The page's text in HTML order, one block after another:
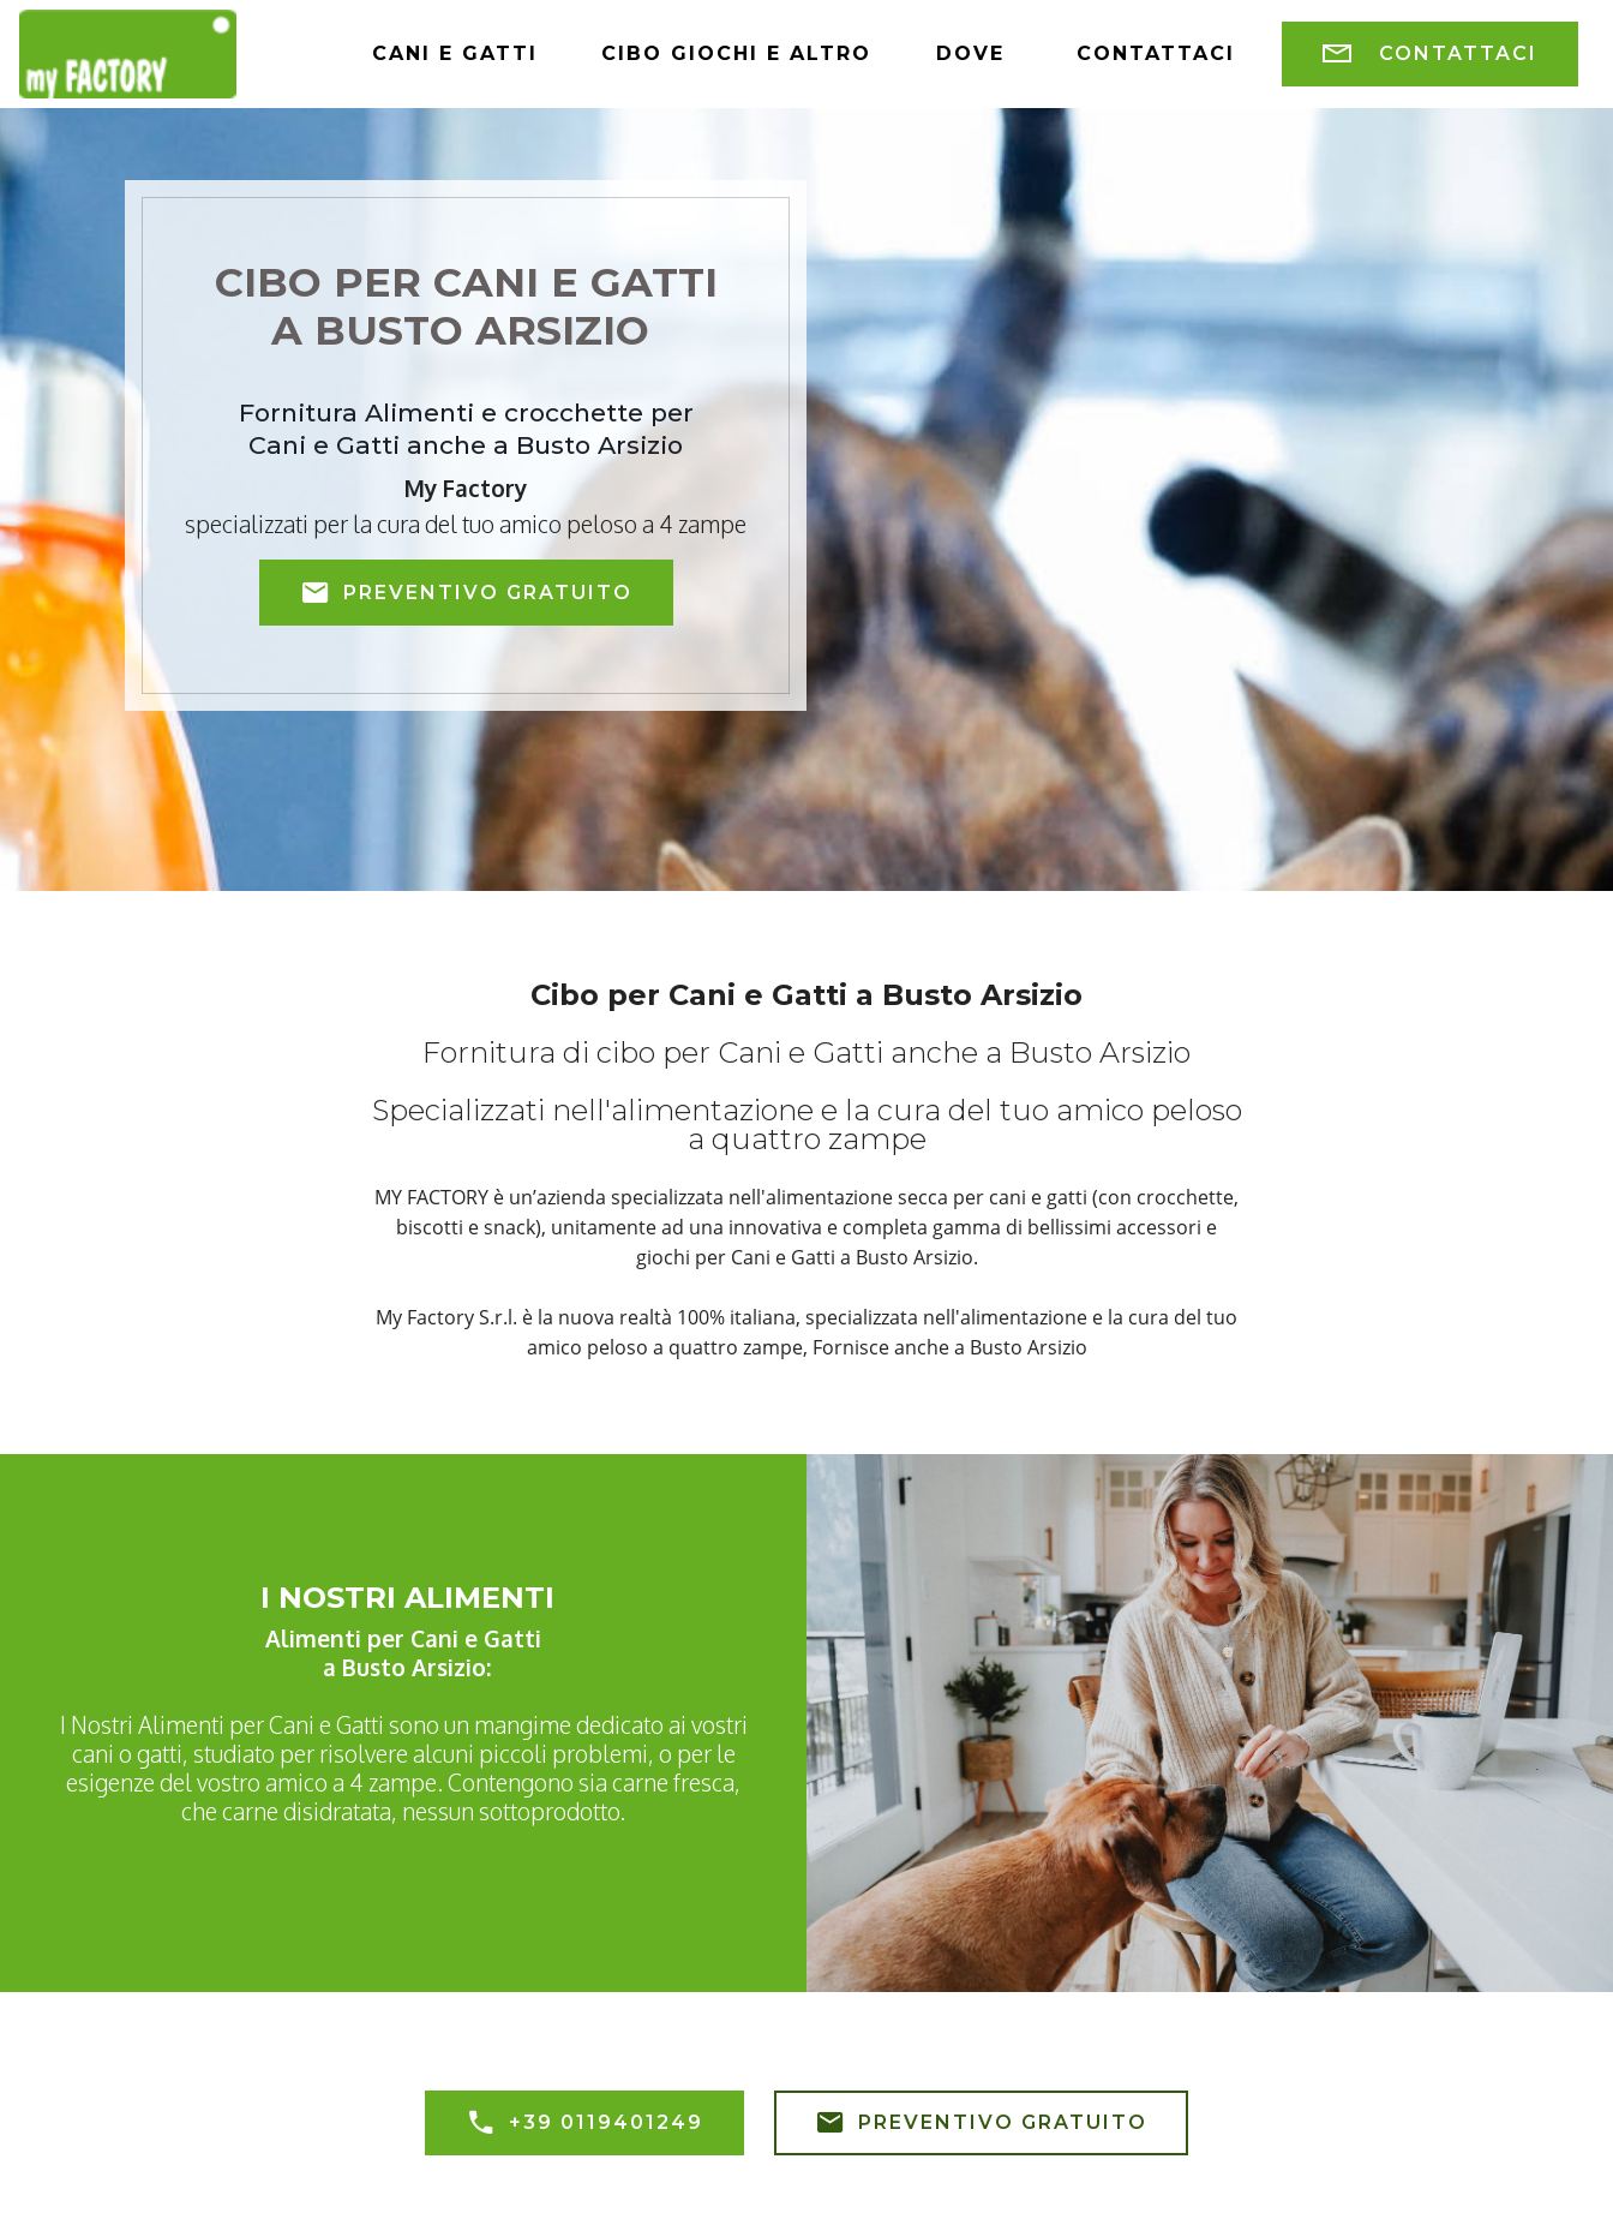
CANI E GATTI CIBO GIOCHI E ALTRO DOVE CONTATTACI CONTATTACI
CIBO PER CANI E GATTI
A BUSTO ARSIZIO
Fornitura Alimenti e crocchette per
Cani e Gatti anche a Busto Arsizio
My Factory
specializzati per la cura del tuo amico peloso a 4 zampe
PREVENTIVO GRATUITO
Cibo per Cani e Gatti a Busto Arsizio
Fornitura di cibo per Cani e Gatti anche a Busto Arsizio
Specializzati nell'alimentazione e la cura del tuo amico peloso
a quattro zampe
MY FACTORY è un’azienda specializzata nell'alimentazione secca per cani e gatti (con crocchette,
biscotti e snack), unitamente ad una innovativa e completa gamma di bellissimi accessori e
giochi per Cani e Gatti a Busto Arsizio.
My Factory S.r.l. è la nuova realtà 100% italiana, specializzata nell'alimentazione e la cura del tuo
amico peloso a quattro zampe, Fornisce anche a Busto Arsizio
I NOSTRI ALIMENTI
Alimenti per Cani e Gatti
a Busto Arsizio:
I Nostri Alimenti per Cani e Gatti sono un mangime dedicato ai vostri
cani o gatti, studiato per risolvere alcuni piccoli problemi, o per le
esigenze del vostro amico a 4 zampe. Contengono sia carne fresca,
che carne disidratata, nessun sottoprodotto.
+39 0119401249 PREVENTIVO GRATUITO